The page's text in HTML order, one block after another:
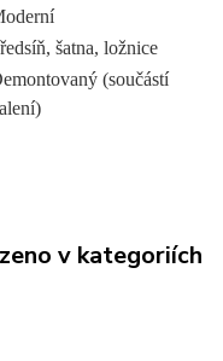
šatna, ložnice
(součástí
v kategoriích